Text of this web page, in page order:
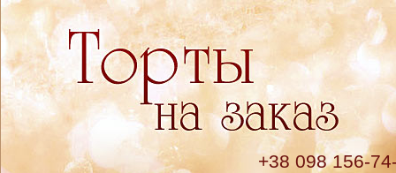
+38 098 156-